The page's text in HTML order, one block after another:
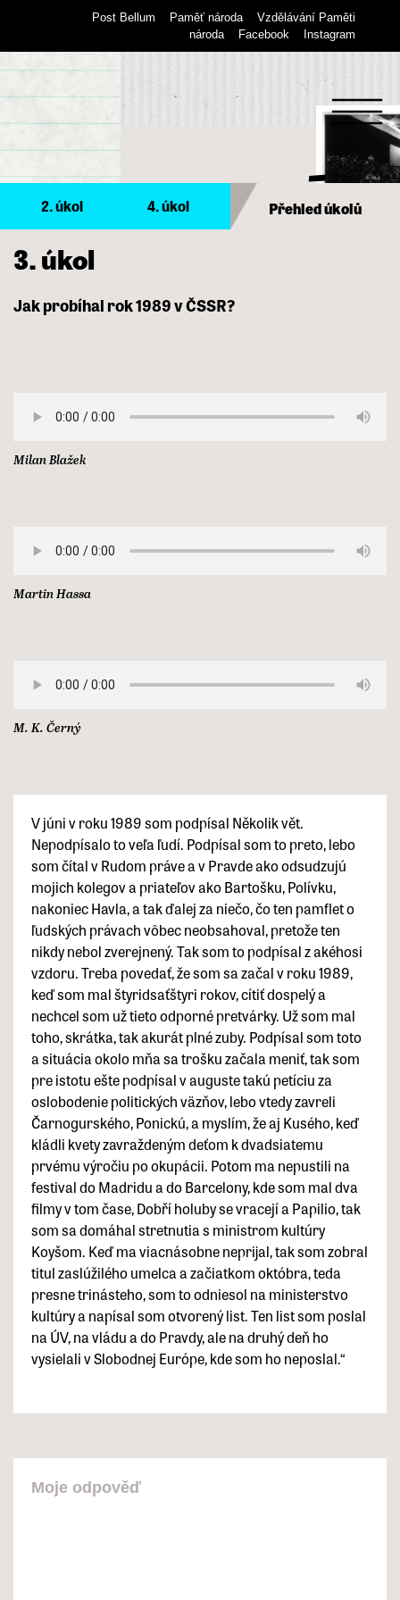
obsah
Post Bellum Paměť národa
Vzdělávání Paměti
národa
Facebook Instagram
Ledy se prolomily
2. úkol 4. úkol Přehled úkolů
3. úkol
Jakprobíhalrok1989vČSSR?
Milan Blažek
Martin Hassa
M. K. Černý
V júni v roku 1989 som podpísal Několik vět.
Nepodpísalo to veľa ľudí. Podpísal som to preto, lebo
som čítal v Rudom práve a v Pravde ako odsudzujú
mojich kolegov a priateľov ako Bartošku, Polívku,
nakoniec Havla, a tak ďalej za niečo, čo ten pamflet o
ľudských právach vôbec neobsahoval, pretože ten
nikdy nebol zverejnený. Tak som to podpísal z akéhosi
vzdoru. Treba povedať, že som sa začal v roku 1989,
keď som mal štyridsaťštyri rokov, cítiť dospelý a
nechcel som už tieto odporné pretvárky. Už som mal
toho, skrátka, tak akurát plné zuby. Podpísal som toto
a situácia okolo mňa sa trošku začala meniť, tak som
pre istotu ešte podpísal v auguste takú petíciu za
oslobodenie politických väzňov, lebo vtedy zavreli
Čarnogurského, Ponickú, a myslím, že aj Kusého, keď
kládli kvety zavraždeným deťom k dvadsiatemu
prvému výročiu po okupácii. Potom ma nepustili na
festival do Madridu a do Barcelony, kde som mal dva
filmy v tom čase, Dobří holuby se vracejí a Papilio, tak
som sa domáhal stretnutia s ministrom kultúry
Koyšom. Keď ma viacnásobne neprijal, tak som zobral
titul zaslúžilého umelca a začiatkom októbra, teda
presne trinásteho, som to odniesol na ministerstvo
kultúry a napísal som otvorený list. Ten list som poslal
na ÚV, na vládu a do Pravdy, ale na druhý deň ho
vysielali v Slobodnej Európe, kde som ho neposlal.“